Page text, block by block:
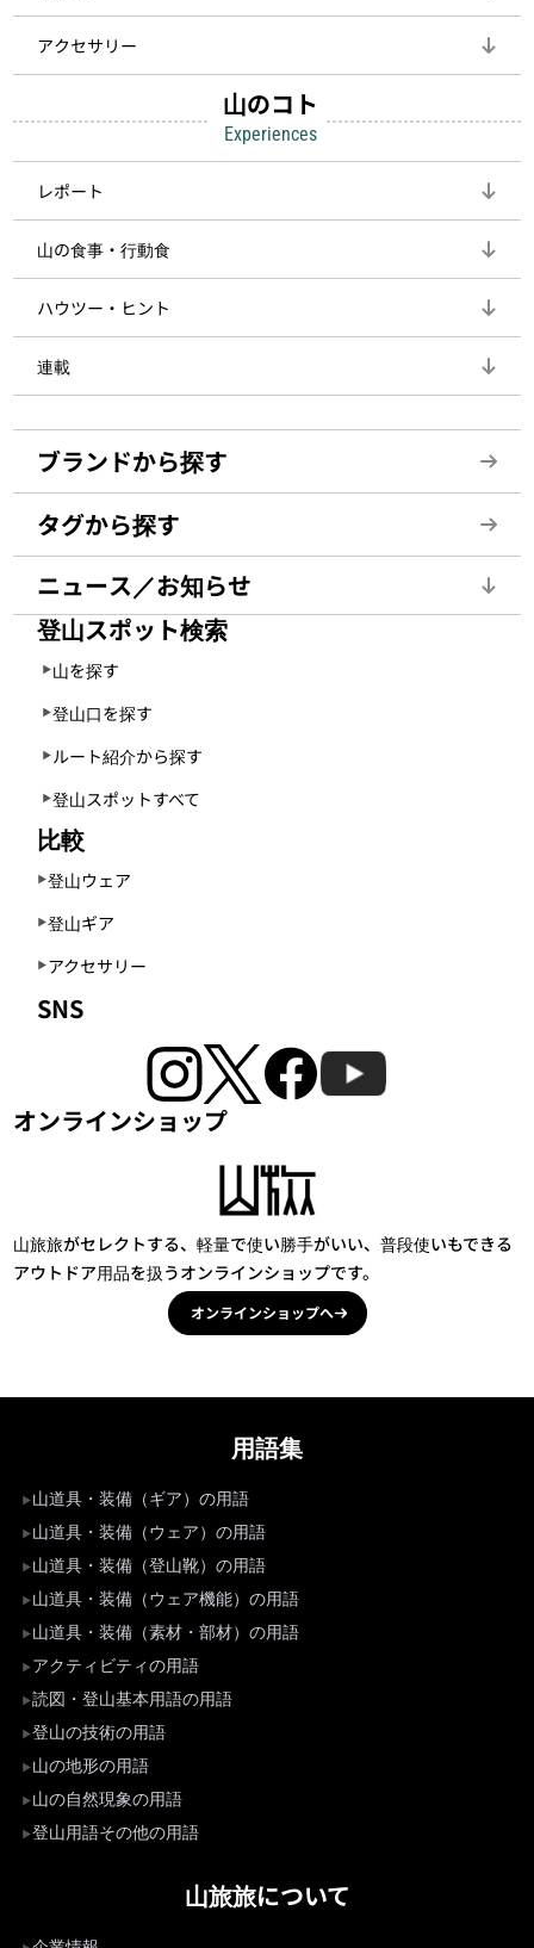
アクセサリー
山のコト
Experiences
レポート
山の食事・行動食
ハウツー・ヒント
連載
ブランドから探す
タグから探す
ニュース／お知らせ
登山スポット検索
山を探す
登山口を探す
ルート紹介から探す
登山スポットすべて
比較
登山ウェア
登山ギア
アクセサリー
SNS
オンラインショップ
山旅旅がセレクトする、軽量で使い勝手がいい、普段使いもできる
アウトドア用品を扱うオンラインショップです。
オンラインショップへ
用語集
山道具・装備（ギア）の用語
山道具・装備（ウェア）の用語
山道具・装備（登山靴）の用語
山道具・装備（ウェア機能）の用語
山道具・装備（素材・部材）の用語
アクティビティの用語
読図・登山基本用語の用語
登山の技術の用語
山の地形の用語
山の自然現象の用語
登山用語その他の用語
山旅旅について